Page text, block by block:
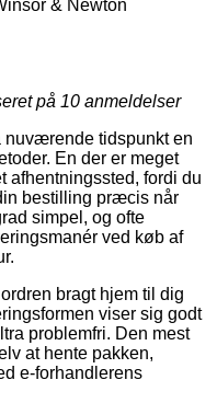
& Newton
på 10 anmeldelser
nuværende tidspunkt en
En der er meget
afhentningssted, fordi du
bestilling præcis når
simpel, og ofte
ved køb af
bragt hjem til dig
viser sig godt
problemfri. Den mest
at hente pakken,
e-forhandlerens